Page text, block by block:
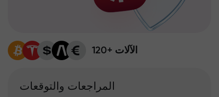
120+ الآلات
المراجعات والتوقعات